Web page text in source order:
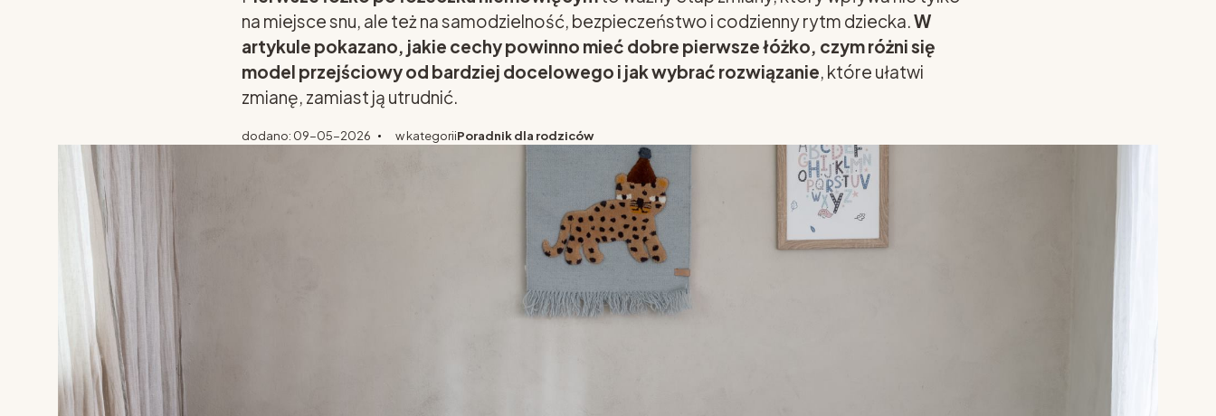
na miejsce snu, ale też na samodzielność, bezpieczeństwo i codzienny rytm dziecka.W
artykule pokazano, jakie cechy powinno mieć dobre pierwsze łóżko, czym różni się
model przejściowy od bardziej docelowego i jak wybrać rozwiązanie, które ułatwi
zmianę, zamiast ją utrudnić.
dodano: 09-05-2026 w kategoriiPoradnik dla rodziców